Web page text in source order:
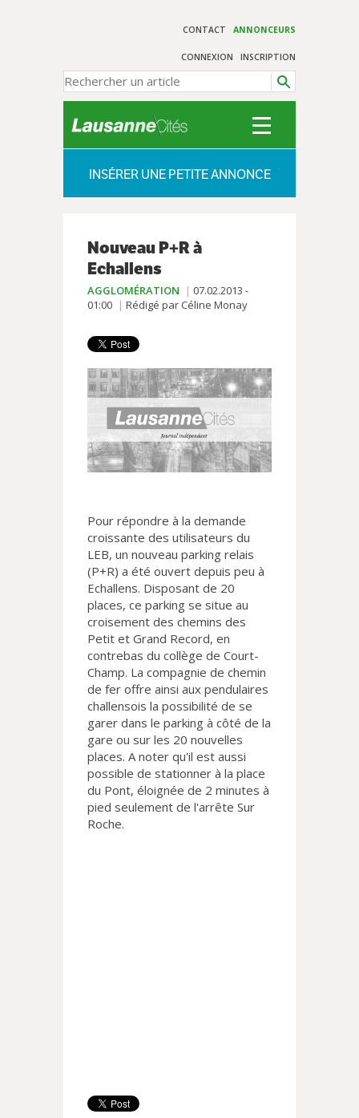
CONTACT ANNONCEURS
CONNEXION INSCRIPTION
INSÉRER UNE PETITE ANNONCE
Nouveau P+R à
Echallens
AGGLOMÉRATION
07.02.2013 -
01:00
Rédigé par Céline Monay
Pour répondre à la demande
croissante des utilisateurs du
LEB, un nouveau parking relais
(P+R) a été ouvert depuis peu à
Echallens. Disposant de 20
places, ce parking se situe au
croisement des chemins des
Petit et Grand Record, en
contrebas du collège de Court-
Champ. La compagnie de chemin
de fer offre ainsi aux pendulaires
challensois la possibilité de se
garer dans le parking à côté de la
gare ou sur les 20 nouvelles
places. A noter qu'il est aussi
possible de stationner à la place
du Pont, éloignée de 2 minutes à
pied seulement de l'arrête Sur
Roche.